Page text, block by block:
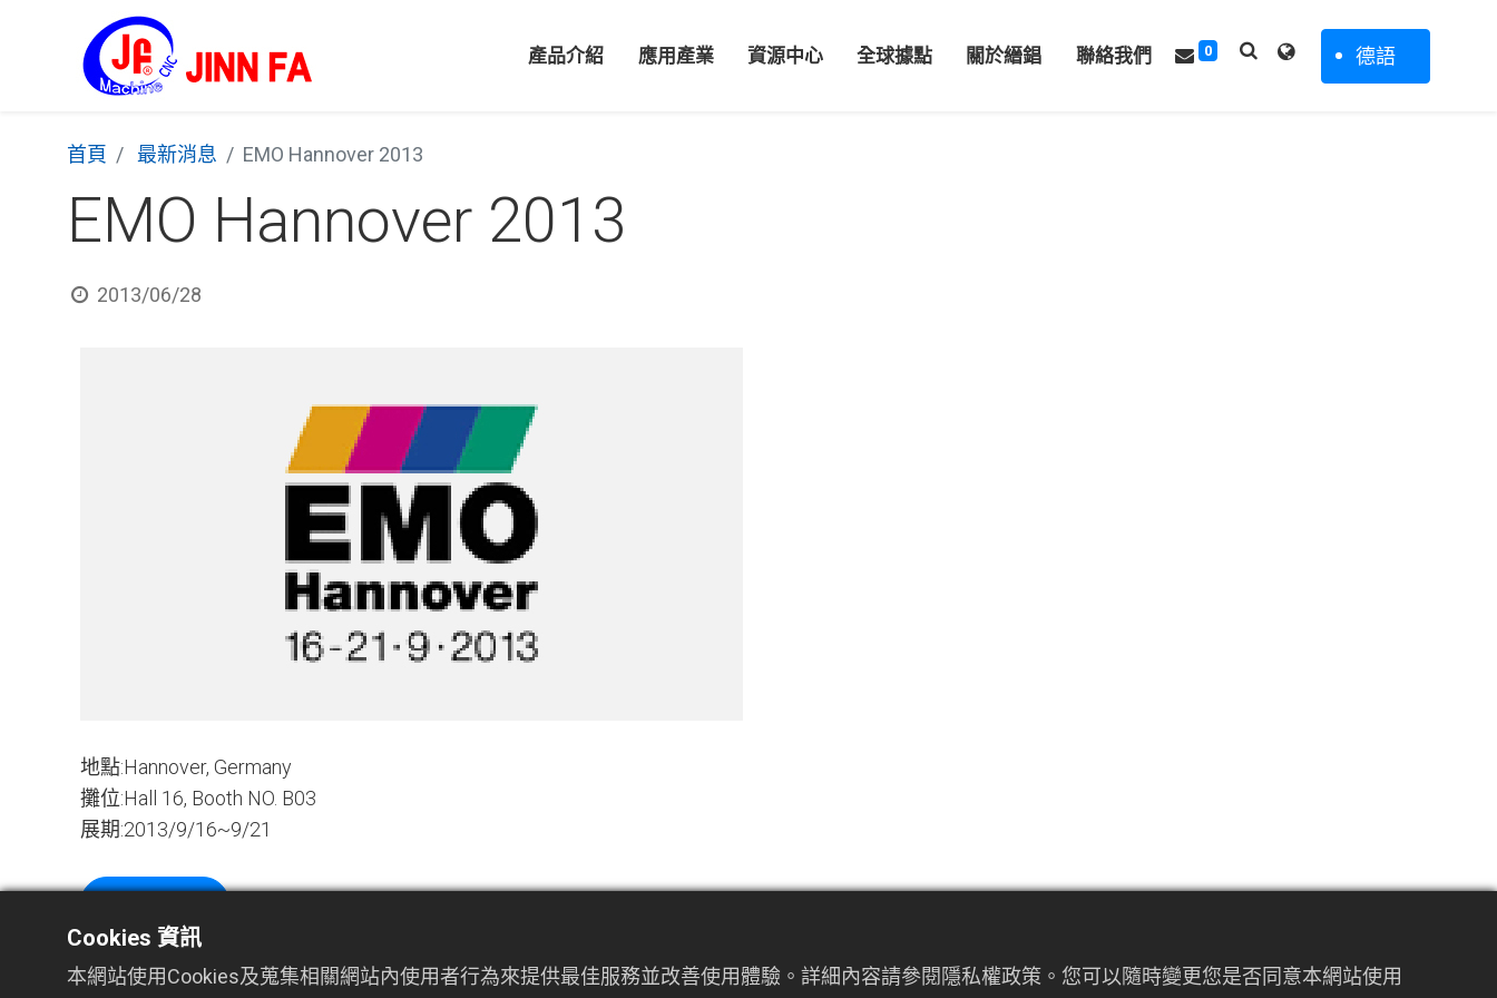
產品介紹 應用產業 資源中心 全球據點 關於縉錩 聯絡我們 0 德語
首頁 最新消息 EMO Hannover 2013
EMO Hannover 2013
2013/06/28
地點:Hannover, Germany
攤位:Hall 16, Booth NO. B03
展期:2013/9/16~9/21
Cookies 資訊
本網站使用Cookies及蒐集相關網站內使用者行為來提供最佳服務並改善使用體驗。詳細內容請參閱隱私權政策。您可以隨時變更您是否同意本網站使用